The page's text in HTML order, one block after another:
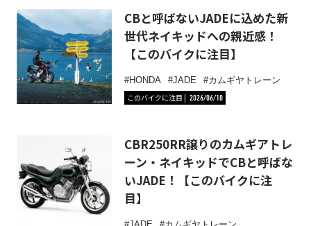
CBと呼ばないJADEに込めた新
世代ネイキッドへの親近感！
【このバイクに注目】
HONDA JADE
カムギヤトレーン
このバイクに注目
2026/06/10
CBR250RR譲りのカムギアトレ
ーン・ネイキッドでCBと呼ばな
いJADE！【このバイクに注
目】